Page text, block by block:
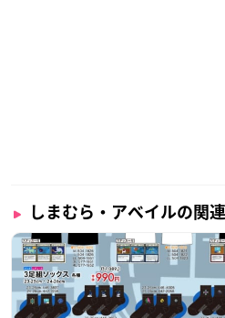
しまむら・アベイルの関